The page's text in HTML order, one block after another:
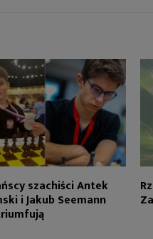
szachiści Antek
i Jakub Seemann